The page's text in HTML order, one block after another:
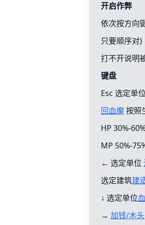
开启作弊
依次按方向
只要顺序对)
打不开说明
键盘
Esc 选定单位
回血魔按照
HP 30%-
MP 50%-
← 选定单位
选定建筑建
↓ 选定单位
→ 加钱/木头